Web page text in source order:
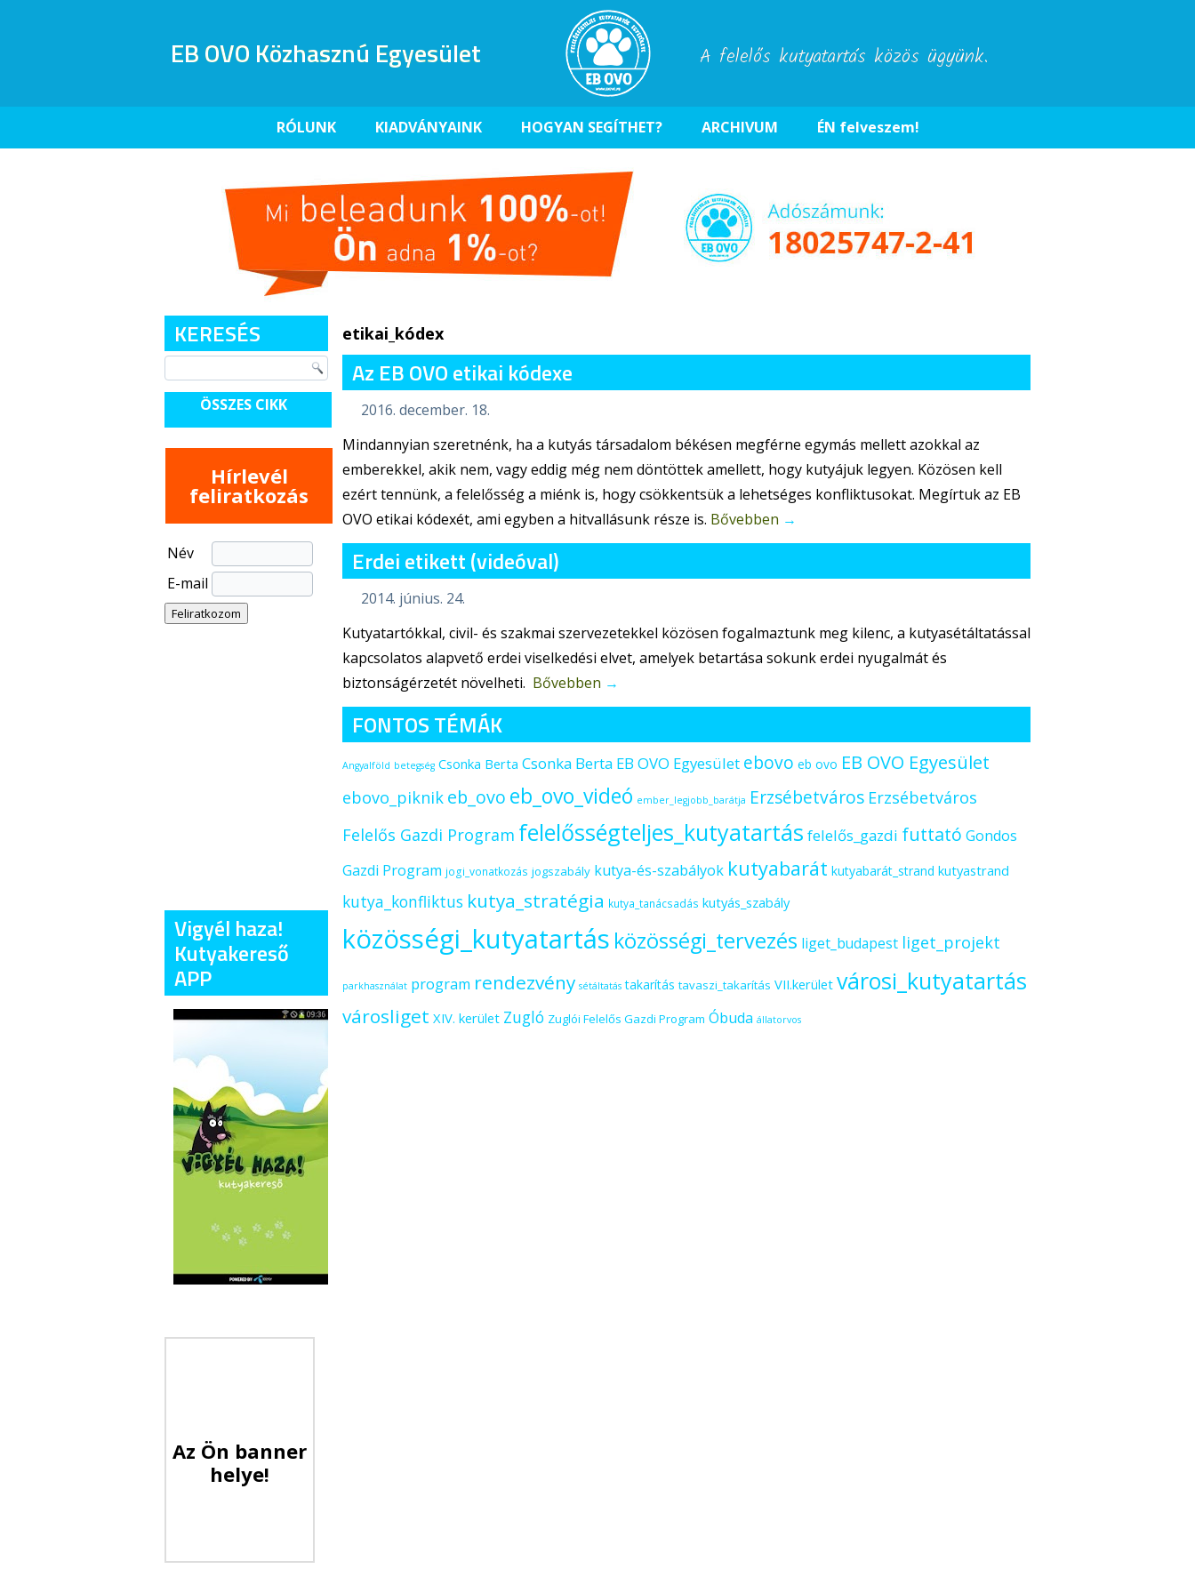
EB OVO Közhasznú Egyesület A felelős kutyatartás közös ügyünk.
RÓLUNK KIADVÁNYAINK HOGYAN SEGÍTHET? ARCHIVUM ÉN felveszem!
KERESÉS
ÖSSZES CIKK
Hírlevél
feliratkozás
Név
E-mail
Vigyél haza!
Kutyakereső
APP
Az Ön banner
helye!
etikai_kódex
Az EB OVO etikai kódexe
2016. december. 18.
Mindannyian szeretnénk, ha a kutyás társadalom békésen megférne egymás mellett azokkal az
emberekkel, akik nem, vagy eddig még nem döntöttek amellett, hogy kutyájuk legyen. Közösen kell
ezért tennünk, a felelősség a miénk is, hogy csökkentsük a lehetséges konfliktusokat. Megírtuk az EB
OVO etikai kódexét, ami egyben a hitvallásunk része is. Bővebben →
Erdei etikett (videóval)
2014. június. 24.
Kutyatartókkal, civil- és szakmai szervezetekkel közösen fogalmaztunk meg kilenc, a kutyasétáltatással
kapcsolatos alapvető erdei viselkedési elvet, amelyek betartása sokunk erdei nyugalmát és
biztonságérzetét növelheti. Bővebben →
FONTOS TÉMÁK
Angyalföld betegség Csonka Berta Csonka Berta EB OVO Egyesület ebovo eb ovo EB OVO Egyesület
ebovo_piknik eb_ovo eb_ovo_videó ember_legjobb_barátja Erzsébetváros Erzsébetváros
Felelős Gazdi Program felelősségteljes_kutyatartás felelős_gazdi futtató Gondos
Gazdi Program jogi_vonatkozás jogszabály kutya-és-szabályok kutyabarát kutyabarát_strand kutyastrand
kutya_konfliktus kutya_stratégia kutya_tanácsadás kutyás_szabály
közösségi_kutyatartás közösségi_tervezés liget_budapest liget_projekt
parkhasználat program rendezvény sétáltatás takarítás tavaszi_takarítás VII.kerület városi_kutyatartás
városliget XIV. kerület Zugló Zuglói Felelős Gazdi Program Óbuda állatorvos